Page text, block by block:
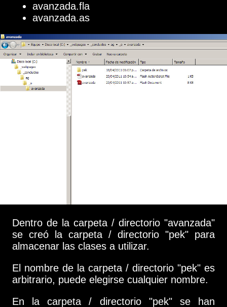
avanzada.fla
avanzada.as
Dentro de la carpeta / directorio "avanzada"
se creó la carpeta / directorio "pek" para
almacenar las clases a utilizar.
El nombre de la carpeta / directorio "pek" es
arbitrario, puede elegirse cualquier nombre.
En la carpeta / directorio "pek" se han